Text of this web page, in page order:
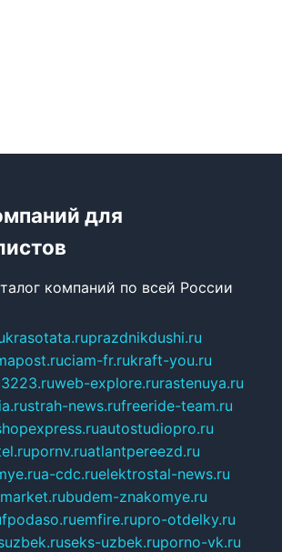
для
компаний по всей России
krasotata.ruprazdnikdushi.ru
ciam-fr.rukraft-you.ru
web-explore.rurastenuya.ru
strah-news.rufreeride-team.ru
autostudiopro.ru
pornv.ruatlantpereezd.ru
a-cdc.ruelektrostal-news.ru
budem-znakomye.ru
fpodaso.ruemfire.rupro-otdelky.ru
seks-uzbek.ruporno-vk.ru